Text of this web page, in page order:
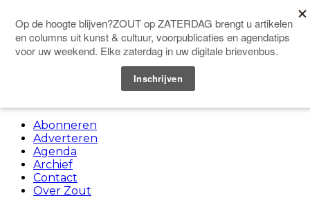
Doneer
Abonneren
Adverteren
Agenda
Archief
Contact
Over Zout